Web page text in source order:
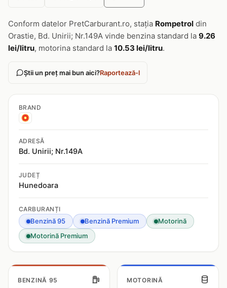
Conform datelor PretCarburant.ro, stația Rompetrol din
Orastie, Bd. Unirii; Nr.149A vinde benzina standard la 9.26
lei/litru, motorina standard la 10.53 lei/litru.
Știi un preț mai bun aici?Raportează-l
BRAND
ADRESĂ
Bd. Unirii; Nr.149A
JUDEȚ
Hunedoara
CARBURANȚI
Benzină 95 Benzină Premium
Motorină
Motorină Premium
BENZINĂ 95 MOTORINĂ